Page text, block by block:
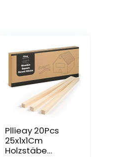
Pllieay 20Pcs
25x1x1Cm
Holzstäbe